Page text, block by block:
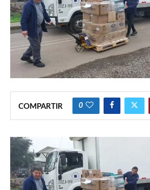
COMPARTIR 0